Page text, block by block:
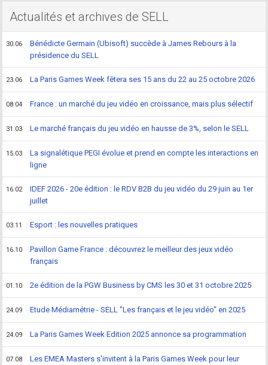
Actualités et archives de SELL
30.06
Bénédicte Germain (Ubisoft) succède à James Rebours à la
présidence du SELL
23.06 La Paris Games Week fêtera ses 15 ans du 22 au 25 octobre 2026
08.04 France : un marché du jeu vidéo en croissance, mais plus sélectif
31.03 Le marché français du jeu vidéo en hausse de 3%, selon le SELL
15.03
La signalétique PEGI évolue et prend en compte les interactions en
ligne
16.02
IDEF 2026 - 20e édition : le RDV B2B du jeu vidéo du 29 juin au 1er
juillet
03.11 Esport : les nouvelles pratiques
16.10
Pavillon Game France : découvrez le meilleur des jeux vidéo
français
01.10 2e édition de la PGW Business by CMS les 30 et 31 octobre 2025
24.09 Etude Médiamétrie - SELL "Les français et le jeu vidéo" en 2025
24.09 La Paris Games Week Edition 2025 annonce sa programmation
07.08
Les EMEA Masters s'invitent à la Paris Games Week pour leur